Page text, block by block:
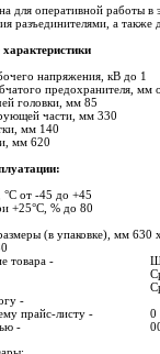
для оперативной работы
разъединителями, а
напряжения, кВ до 1
предохранителя, мм
головки, мм 85
части, мм 330
мм 140
мм 620
°С от -45 до +45
+25°С, % до 80
(в упаковке), мм 630
товара -
-
прайс-листу -
0
-